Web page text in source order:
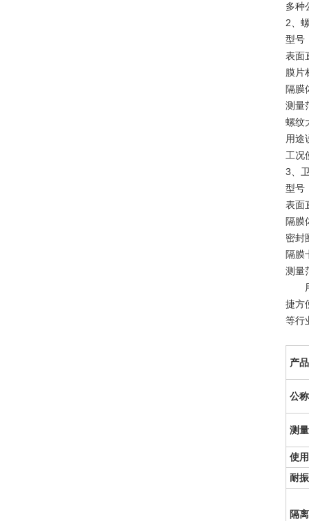
多种
2、
型号
表面
膜片
隔膜
测量
螺纹
用途
工况
3、
型号
表面
隔膜
密封
隔膜
测量
用
捷方
等行
产
公
测
使
耐
隔